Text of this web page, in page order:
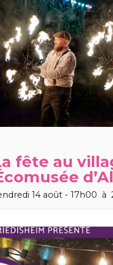
fête au
14 août - 17h00 à